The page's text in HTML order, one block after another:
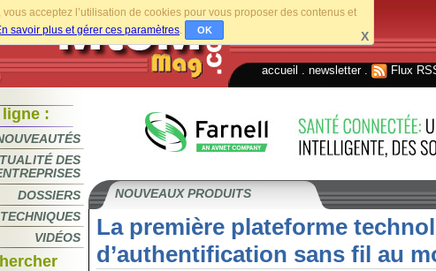
acceptez l’utilisation de cookies pour vous proposer des contenus et
savoir plus et gérer ces paramètres. OK X
accueil newsletter. Flux
ligne :
DES
DOSSIERS
TECHNIQUES
VIDÉOS
NOUVEAUX PRODUITS
La première plateforme
d’authentification sans fil au